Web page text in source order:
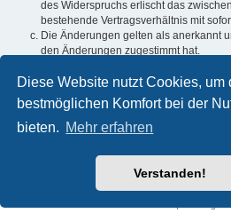
Diese Website nutzt Cookies, um
bestmöglichen Komfort bei der
bieten. Mehr erfahren
Verstanden!
des Widerspruchs erlischt das
bestehende Vertragsverhältnis mit
Die Änderungen gelten als anerkannt
den Änderungen zugestimmt hat.
Informationen über den Umgang mit
sind in der Datenschutzerklärung
Powered byphpBB® Forum